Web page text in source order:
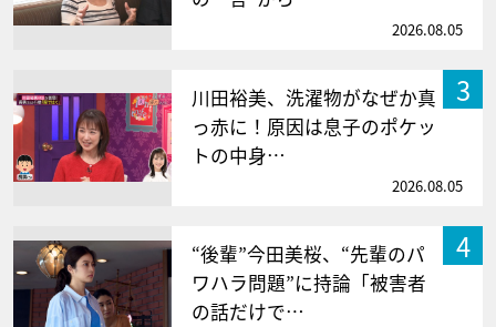
2026.08.05
3
川田裕美、洗濯物がなぜか真
っ赤に！原因は息子のポケッ
トの中身…
2026.08.05
4
“後輩”今田美桜、“先輩のパ
ワハラ問題”に持論「被害者
の話だけで…